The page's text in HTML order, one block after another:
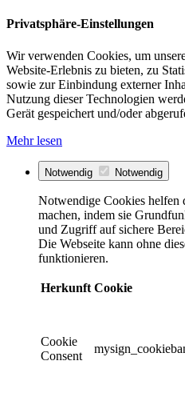
Privatsphäre-Einstellungen
Wir verwenden Cookies, um
Website-Erlebnis zu bieten, zu
sowie zur Einbindung externer
Nutzung dieser Technologien
Gerät gespeichert und/oder
Mehr lesen
Notwendig Notwendig
Notwendige Cookies helfen
machen, indem sie
und Zugriff auf sichere
Die Webseite kann ohne
funktionieren.
Herkunft Cookie
Cookie
Consent